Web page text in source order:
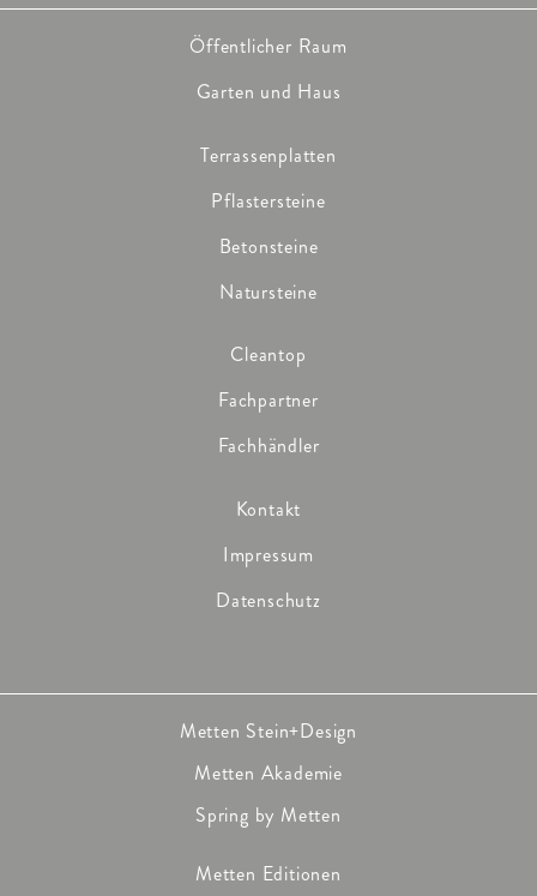
Öffentlicher Raum
Garten und Haus
Terrassenplatten
Pflastersteine
Betonsteine
Natursteine
Cleantop
Fachpartner
Fachhändler
Kontakt
Impressum
Datenschutz
Metten Stein+Design
Metten Akademie
Spring by Metten
Metten Editionen